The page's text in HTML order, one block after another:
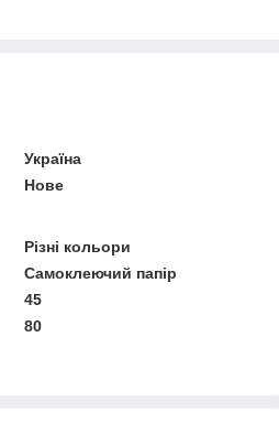
Україна
Нове
Різні кольори
Самоклеючий папір
45
80